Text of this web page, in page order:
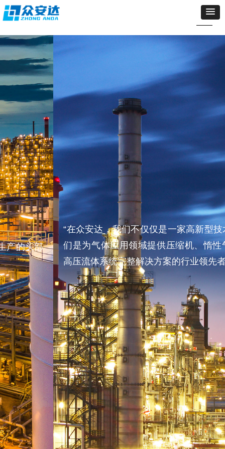
我们是众安达
“在众安达，我们不仅仅是一家高新型技术企业；我
们是为气体应用领域提供压缩机、惰性气体回收及
高压流体系统完整解决方案的行业领先者之一。
了解更多